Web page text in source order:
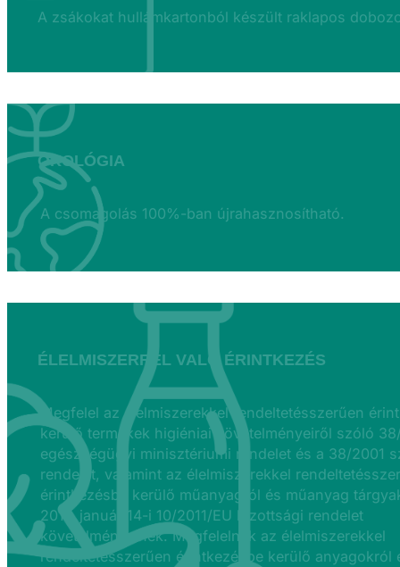
A zsákokat hullámkartonból készült raklapos
ÖKOLÓGIA
A csomagolás 100%-ban újrahasznosítható.
ÉLELMISZERREL VALÓ ÉRINTKEZÉS
Megfelel az élelmiszerekkel rendeltetésszerűen
kerülő termékek higiéniai követelményeiről szóló
egészségügyi minisztériumi rendelet és a 38/2001
rendelet, valamint az élelmiszerekkel
érintkezésbe kerülő műanyagról és műanyag
2011. január 14-i 10/2011/EU bizottsági rendelet
követelményeinek. Megfelelnek az élelmiszerekkel
rendeltetésszerűen érintkezésbe kerülő anyagokról